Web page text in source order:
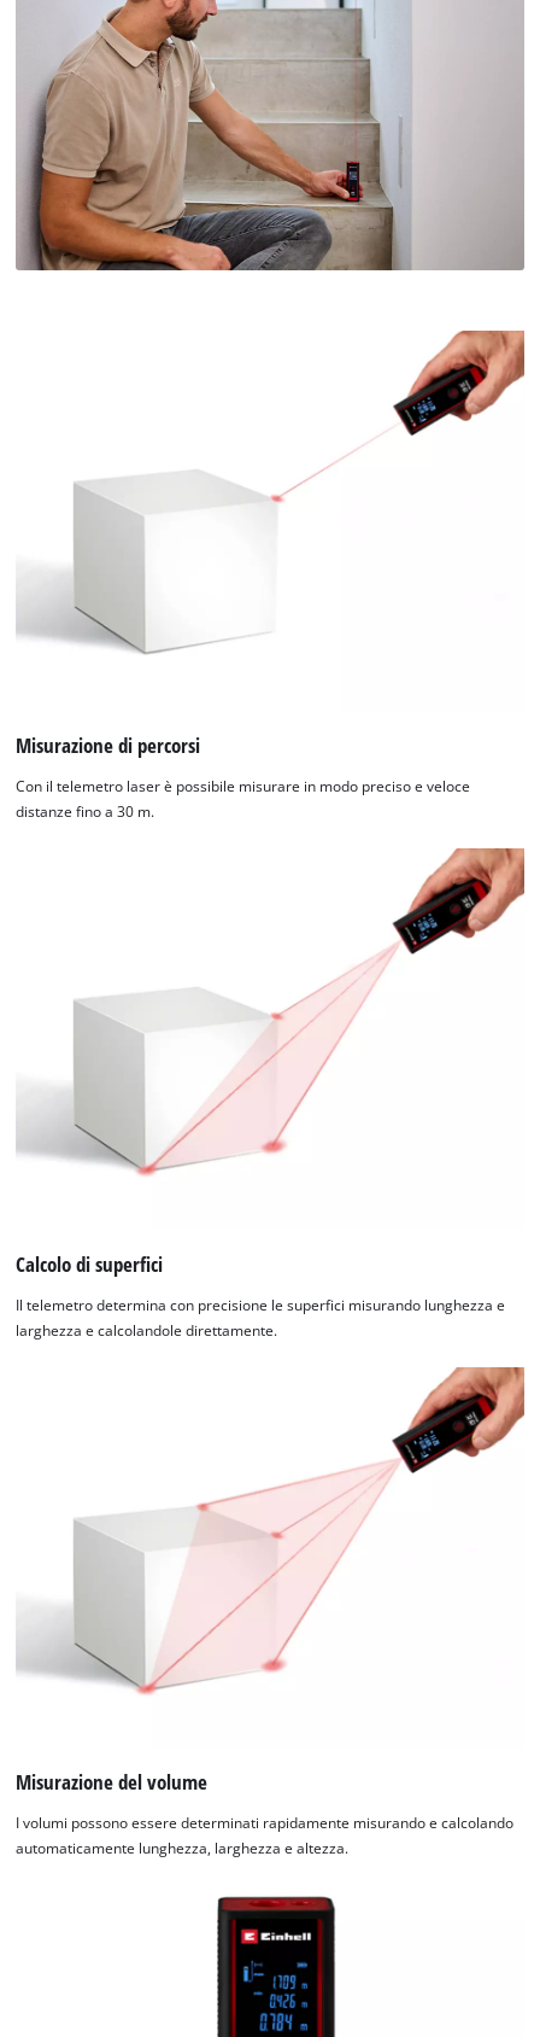
Misurazione di percorsi
Con il telemetro laser è possibile misurare in modo preciso e veloce
distanze fino a 30 m.
Calcolo di superfici
Il telemetro determina con precisione le superfici misurando lunghezza e
larghezza e calcolandole direttamente.
Misurazione del volume
I volumi possono essere determinati rapidamente misurando e calcolando
automaticamente lunghezza, larghezza e altezza.